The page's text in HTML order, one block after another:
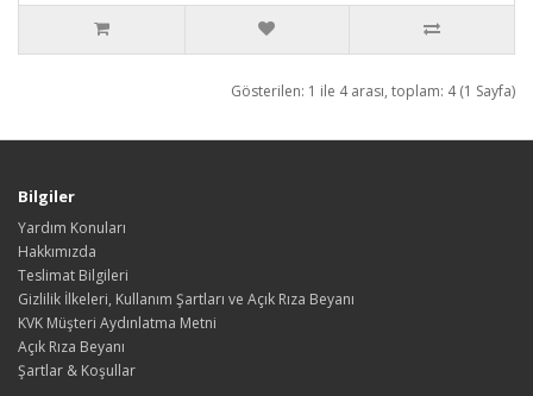
Gösterilen: 1 ile 4 arası, toplam: 4 (1 Sayfa)
Bilgiler
Yardım Konuları
Hakkımızda
Teslimat Bilgileri
Gizlilik İlkeleri, Kullanım Şartları ve Açık Rıza Beyanı
KVK Müşteri Aydınlatma Metni
Açık Rıza Beyanı
Şartlar & Koşullar